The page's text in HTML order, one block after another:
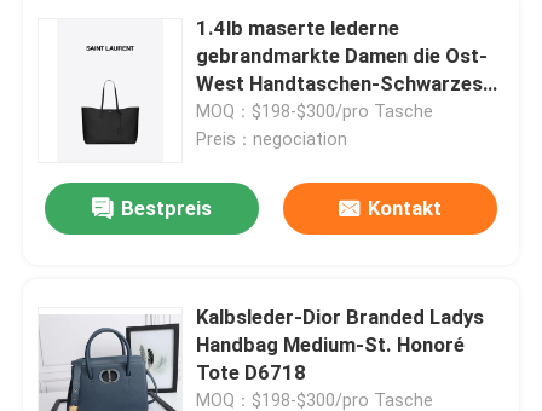
1.4lb maserte lederne
gebrandmarkte Damen die Ost-
West Handtaschen-Schwarzes
YVES SAINT LAURENT-
Kalbsleder-Tasche
MOQ：$198-$300/pro Tasche
Preis：negociation
Bestpreis Kontakt
Kalbsleder-Dior Branded Ladys
Handbag Medium-St. Honoré
Tote D6718
MOQ：$198-$300/pro Tasche